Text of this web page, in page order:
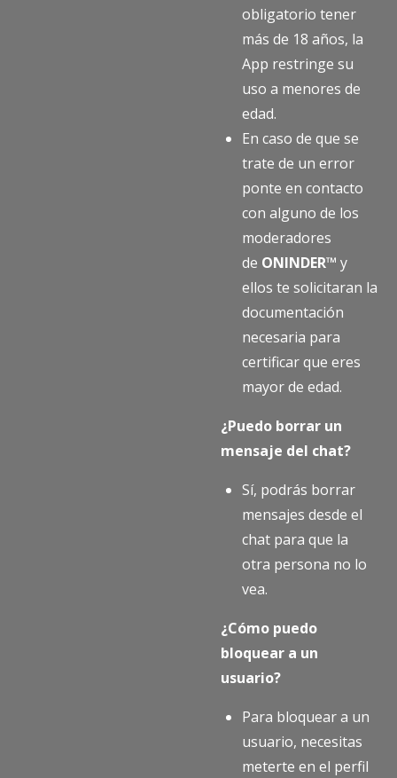
obligatorio tener
más de 18 años, la
App restringe su
uso a menores de
edad.
En caso de que se
trate de un error
ponte en contacto
con alguno de los
moderadores
de ONINDER™ y
ellos te solicitaran la
documentación
necesaria para
certificar que eres
mayor de edad.
¿Puedo borrar un
mensaje del chat?
Sí, podrás borrar
mensajes desde el
chat para que la
otra persona no lo
vea.
¿Cómo puedo
bloquear a un
usuario?
Para bloquear a un
usuario, necesitas
meterte en el perfil